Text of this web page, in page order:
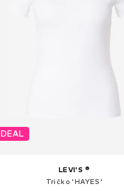
DEAL
LEVI'S ®
Tričko 'HAYES'